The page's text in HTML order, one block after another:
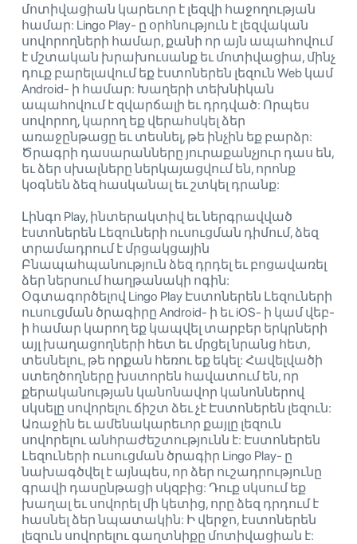
մոտիվացիան կարեւոր է լեզվի հաջողության
համար: Lingo Play- ը օրհնություն է լեզվական
սովորողների համար, քանի որ այն ապահովում
է մշտական ​​խրախուսանք եւ մոտիվացիա, մինչ
դուք բարելավում եք էստոներեն լեզուն Web կամ
Android- ի համար: Խաղերի տեխնիկան
ապահովում է զվարճալի եւ դրդված: Որպես
սովորող, կարող եք վերահսկել ձեր
առաջընթացը եւ տեսնել, թե ինչին եք բարձր:
Ծրագրի դասարանները յուրաքանչյուր դաս են,
եւ ձեր սխալները ներկայացվում են, որոնք
կօգնեն ձեզ հասկանալ եւ շտկել դրանք:
Լինգո Play, ինտերակտիվ եւ ներգրավված
էստոներեն Լեզուների ուսուցման դիմում, ձեզ
տրամադրում է մրցակցային
Բնապահպանություն ձեզ դրդել եւ բոցավառել
ձեր ներսում հաղթանակի ոգին:
Օգտագործելով Lingo Play Էստոներեն Լեզուների
ուսուցման ծրագիրը Android- ի եւ iOS- ի կամ վեբ-
ի համար կարող եք կապվել տարբեր երկրների
այլ խաղացողների հետ եւ մրցել նրանց հետ,
տեսնելու, թե որքան հեռու եք եկել: Հավելվածի
ստեղծողները խստորեն հավատում են, որ
քերականության կանոնավոր կանոններով
սկսելը սովորելու ճիշտ ձեւ չէ Էստոներեն լեզուն:
Առաջին եւ ամենակարեւոր քայլը լեզուն
սովորելու անհրաժեշտությունն է: Էստոներեն
Լեզուների ուսուցման ծրագիր Lingo Play- ը
նախագծվել է այնպես, որ ձեր ուշադրությունը
գրավի դասընթացի սկզբից: Դուք սկսում եք
խաղալ եւ սովորել մի կետից, որը ձեզ դրդում է
հասնել ձեր նպատակին: Ի վերջո, էստոներեն
լեզուն սովորելու գաղտնիքը մոտիվացիան է: